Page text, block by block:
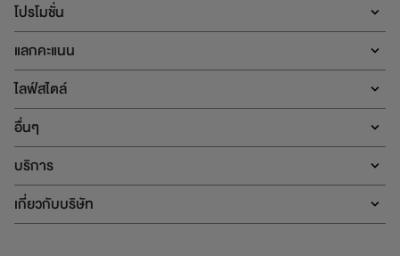
โปรโมชั่น
แลกคะแนน
ไลฟ์สไตล์
อื่นๆ
บริการ
เกี่ยวกับบริษัท